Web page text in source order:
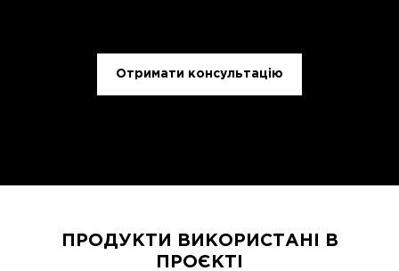
Отримати консультацію
ПРОДУКТИ ВИКОРИСТАНІ В
ПРОЄКТІ